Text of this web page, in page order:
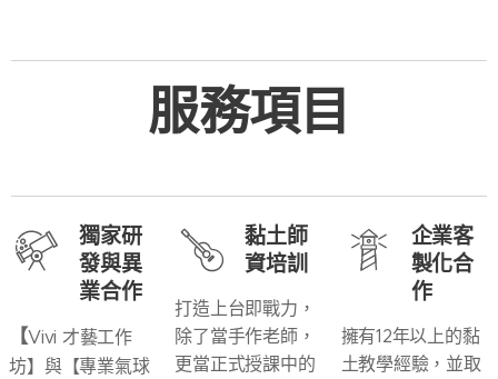
服務項目
獨家研
發與異
業合作
【Vivi 才藝工作
坊】與【專業氣球
黏土師
資培訓
打造上台即戰力，
除了當手作老師，
更當正式授課中的
企業客
製化合
作
擁有12年以上的黏
土教學經驗，並取